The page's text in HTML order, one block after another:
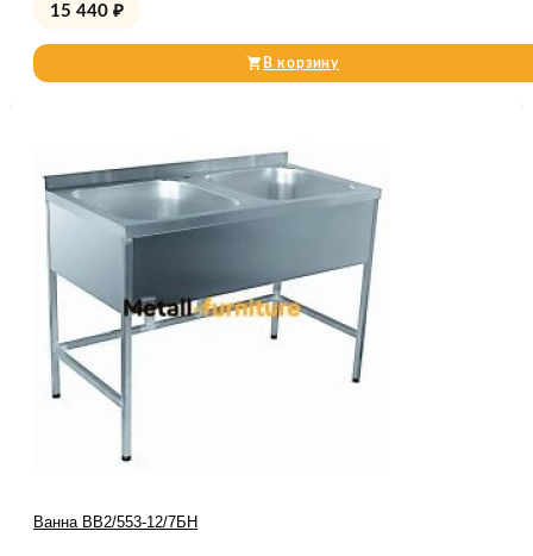
15 440 ₽
В корзину
Ванна ВВ2/553-12/7БН